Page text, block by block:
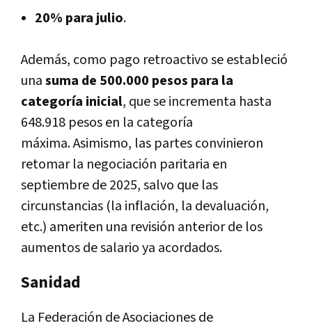
20% para julio.
Además, como pago retroactivo se estableció
unasuma de 500.000 pesos para la
categoría inicial, que se incrementa hasta
648.918 pesos en la categoría
máxima. Asimismo, las partes convinieron
retomar la negociación paritaria en
septiembre de 2025, salvo que las
circunstancias (la inflación, la devaluación,
etc.) ameriten una revisión anterior de los
aumentos de salario ya acordados.
Sanidad
La Federación de Asociaciones de